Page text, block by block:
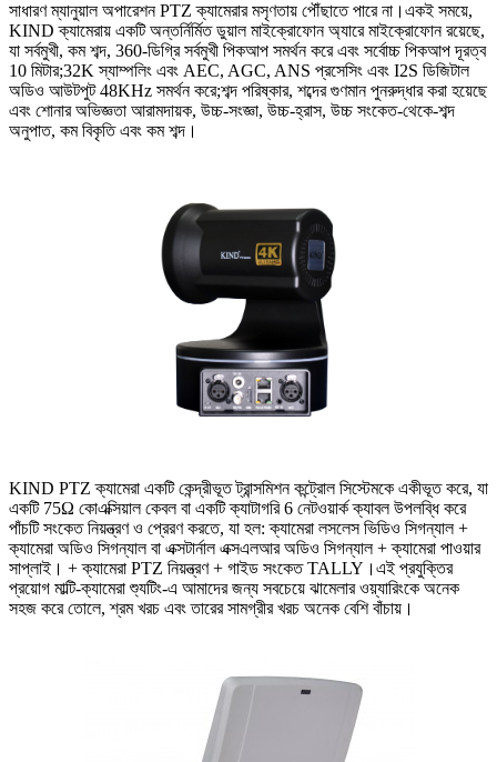
সাধারণ ম্যানুয়াল অপারেশন PTZ ক্যামেরার মসৃণতায় পৌঁছাতে পারে না।একই সময়ে,
KIND ক্যামেরায় একটি অন্তর্নির্মিত ডুয়াল মাইক্রোফোন অ্যারে মাইক্রোফোন রয়েছে,
যা সর্বমুখী, কম শব্দ, 360-ডিগ্রি সর্বমুখী পিকআপ সমর্থন করে এবং সর্বোচ্চ পিকআপ দূরত্ব
10 মিটার;32K স্যাম্পলিং এবং AEC, AGC, ANS প্রসেসিং এবং I2S ডিজিটাল
অডিও আউটপুট 48KHz সমর্থন করে;শব্দ পরিষ্কার, শব্দের গুণমান পুনরুদ্ধার করা হয়েছে
এবং শোনার অভিজ্ঞতা আরামদায়ক, উচ্চ-সংজ্ঞা, উচ্চ-হ্রাস, উচ্চ সংকেত-থেকে-শব্দ
অনুপাত, কম বিকৃতি এবং কম শব্দ।
KIND PTZ ক্যামেরা একটি কেন্দ্রীভূত ট্রান্সমিশন কন্ট্রোল সিস্টেমকে একীভূত করে, যা
একটি 75Ω কোএক্সিয়াল কেবল বা একটি ক্যাটাগরি 6 নেটওয়ার্ক ক্যাবল উপলব্ধি করে
পাঁচটি সংকেত নিয়ন্ত্রণ ও প্রেরণ করতে, যা হল: ক্যামেরা লসলেস ভিডিও সিগন্যাল +
ক্যামেরা অডিও সিগন্যাল বা এক্সটার্নাল এক্সএলআর অডিও সিগন্যাল + ক্যামেরা পাওয়ার
সাপ্লাই। + ক্যামেরা PTZ নিয়ন্ত্রণ + গাইড সংকেত TALLY।এই প্রযুক্তির
প্রয়োগ মাল্টি-ক্যামেরা শ্যুটিং-এ আমাদের জন্য সবচেয়ে ঝামেলার ওয়্যারিংকে অনেক
সহজ করে তোলে, শ্রম খরচ এবং তারের সামগ্রীর খরচ অনেক বেশি বাঁচায়।